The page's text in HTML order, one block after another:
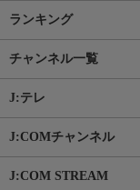
ランキング
チャンネル一覧
J:テレ
J:COMチャンネル
J:COM STREAM